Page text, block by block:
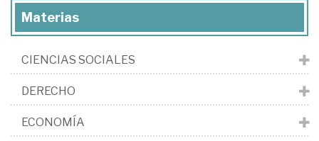
Materias
CIENCIAS SOCIALES
DERECHO
ECONOMÍA